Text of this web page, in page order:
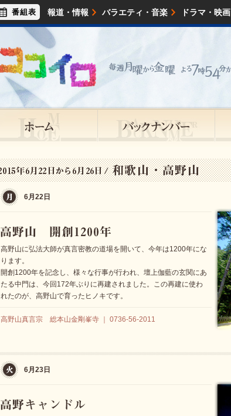
報道・情報 バラエティ・音楽 ドラマ・映画
ライフスタイル
番組表
6月22日
高野山に弘法大師が真言密教の道場を開いて、今年は1200年にな
ります。
開創1200年を記念し、様々な行事が行われ、壇上伽藍の玄関にあ
たる中門は、今回172年ぶりに再建されました。この再建に使わ
れたのが、高野山で育ったヒノキです。
高野山真言宗 総本山金剛峯寺 ｜ 0736-56-2011
6月23日